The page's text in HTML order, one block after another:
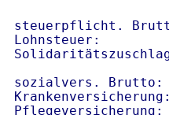
steuerpflicht.
Lohnsteuer:
sozialvers. Brutto: